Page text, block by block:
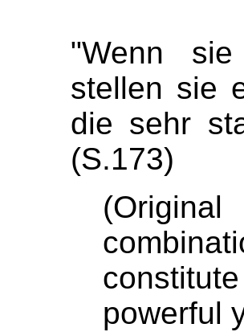
"Wenn sie
stellen sie
die sehr
(S.173)
powerful